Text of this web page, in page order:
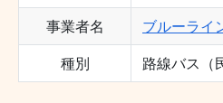
事業者名 ブルーライ
種別 路線バス（